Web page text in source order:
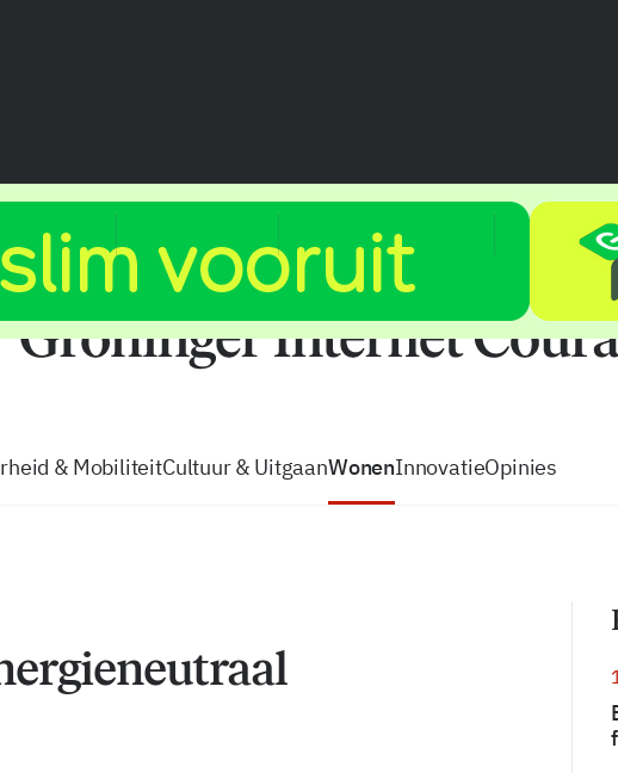
vacatures Tip de
& MobiliteitCultuur & UitgaanWonenInnovatieOpinies